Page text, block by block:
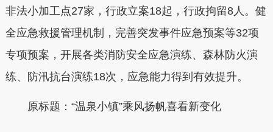
非法小加工点27家，行政立案18起，行政拘留8人。健
全应急救援管理机制，完善突发事件应急预案等32项
专项预案，开展各类消防安全应急演练、森林防火演
练、防汛抗台演练18次，应急能力得到有效提升。
原标题：“温泉小镇”乘风扬帆喜看新变化